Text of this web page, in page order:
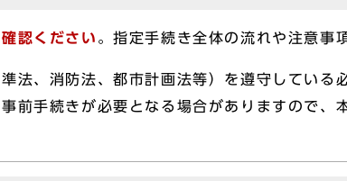
認ください 。指定手続き全体の流れや注意事
法、消防法、都市計画法等）を遵守している
前手続きが必要となる場合がありますので、